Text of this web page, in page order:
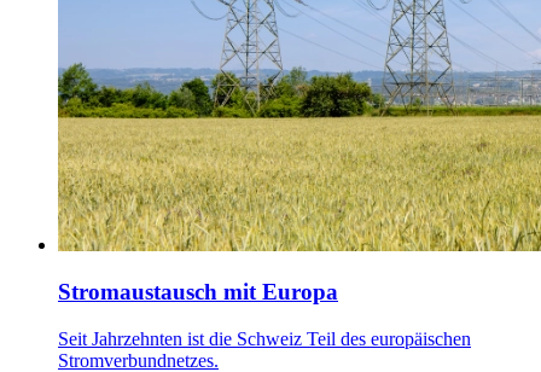
Stromaustausch mit Europa
Seit Jahrzehnten ist die Schweiz Teil des europäischen
Stromverbundnetzes.